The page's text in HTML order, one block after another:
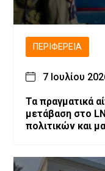
ΠΕΡΙΦΈΡΕΙΑ
7 Ιουλίου
Τα πραγματικά
μετάβαση στο LNG και ο «στρουθοκαμηλισμός»
πολιτικών και